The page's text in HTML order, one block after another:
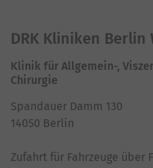
DRK Kliniken Berlin
Klinik für Allgemein-,
Chirurgie
Spandauer Damm 130
14050 Berlin
Zufahrt für Fahrzeuge über